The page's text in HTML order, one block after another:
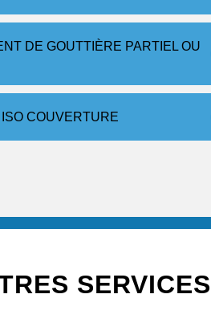
DE GOUTTIÈRE PARTIEL OU
COUVERTURE
SERVICES